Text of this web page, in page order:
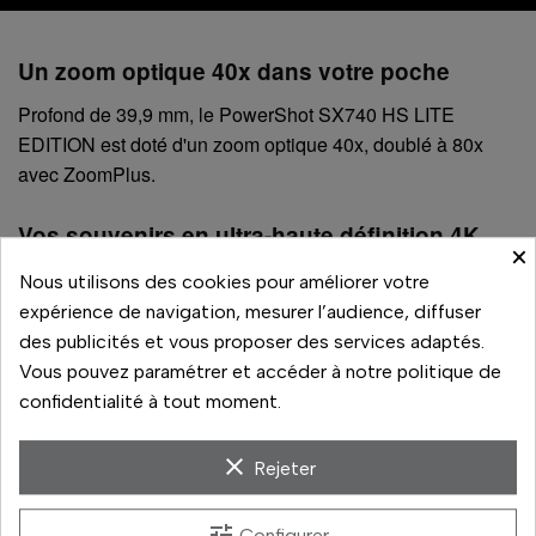
Un zoom optique 40x dans votre poche
Profond de 39,9 mm, le PowerShot SX740 HS LITE
EDITION est doté d'un zoom optique 40x, doublé à 80x
avec ZoomPlus.
Vos souvenirs en ultra-haute définition 4K
Résolution vidéo 4K spectaculaire et stabilisation sur 5
axes pour une image détaillée, même à distance.
×
Nous utilisons des cookies pour améliorer votre
expérience de navigation, mesurer l’audience, diffuser
des publicités et vous proposer des services adaptés.
Vous pouvez paramétrer et accéder à notre politique de
confidentialité à tout moment.
clear Rejeter